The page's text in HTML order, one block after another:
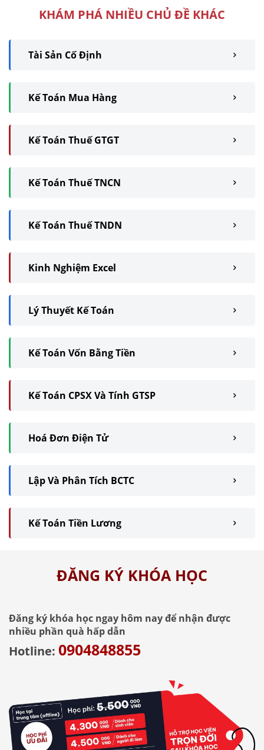
KHÁM PHÁ NHIỀU CHỦ ĐỀ KHÁC
Tài Sản Cố Định
Kế Toán Mua Hàng
Kế Toán Thuế GTGT
Kế Toán Thuế TNCN
Kế Toán Thuế TNDN
Kinh Nghiệm Excel
Lý Thuyết Kế Toán
Kế Toán Vốn Bằng Tiền
Kế Toán CPSX Và Tính GTSP
Hoá Đơn Điện Tử
Lập Và Phân Tích BCTC
Kế Toán Tiền Lương
ĐĂNG KÝ KHÓA HỌC
Đăng ký khóa học ngay hôm nay để nhận được
nhiều phần quà hấp dẫn
Hotline: 0904848855